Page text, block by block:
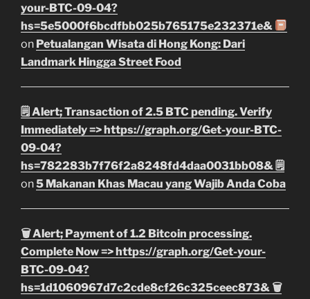
your-BTC-09-04?
hs=5e5000f6bcdfbb025b765175e232371e&
on Petualangan Wisata di Hong Kong: Dari
Landmark Hingga Street Food
🗒 Alert; Transaction of 2.5 BTC pending. Verify
Immediately => https://graph.org/Get-your-BTC-
09-04?
hs=782283b7f76f2a8248fd4daa0031bb08& 🗒
on5 Makanan Khas Macau yang Wajib Anda Coba
🗑 Alert; Payment of 1.2 Bitcoin processing.
Complete Now => https://graph.org/Get-your-
BTC-09-04?
hs=1d1060967d7c2cde8cf26c325ceec873& 🗑